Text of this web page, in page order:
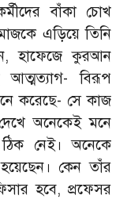
বাঁকা চোখ
এড়িয়ে তিনি
,হাফেজে কুরআন
-বিরূপ
করেছে- সে কাজ
অনেকেই মনে
নেই। অনেকে
কেন তাঁর
হবে,প্রফেসর